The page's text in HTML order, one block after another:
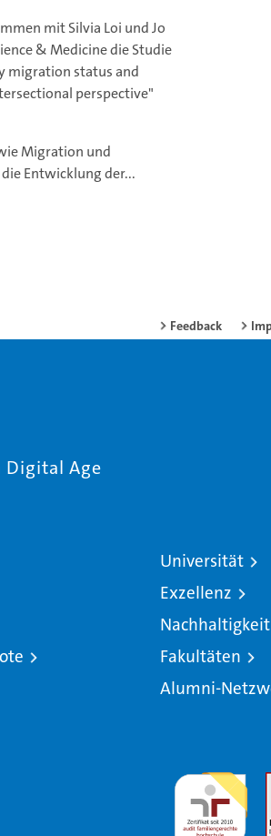
mit Silvia Loi und Jo
& Medicine die Studie
migration status and
perspective"
Migration und
Entwicklung der...
Feedback
Digital Age
Universität
Exzellenz
Nachhaltigkeit
Fakultäten
Alumni-